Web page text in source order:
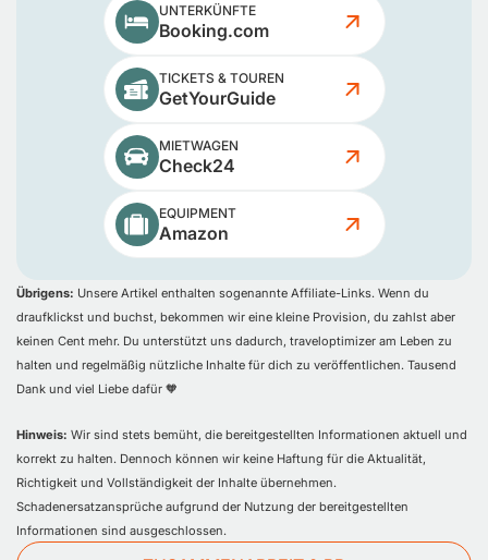
UNTERKÜNFTE
Booking.com
TICKETS & TOUREN
GetYourGuide
MIETWAGEN
Check24
EQUIPMENT
Amazon
Übrigens: Unsere Artikel enthalten sogenannte Affiliate-Links. Wenn du
draufklickst und buchst, bekommen wir eine kleine Provision, du zahlst aber
keinen Cent mehr. Du unterstützt uns dadurch, traveloptimizer am Leben zu
halten und regelmäßig nützliche Inhalte für dich zu veröffentlichen. Tausend
Dank und viel Liebe dafür 🧡
Hinweis: Wir sind stets bemüht, die bereitgestellten Informationen aktuell und
korrekt zu halten. Dennoch können wir keine Haftung für die Aktualität,
Richtigkeit und Vollständigkeit der Inhalte übernehmen.
Schadenersatzansprüche aufgrund der Nutzung der bereitgestellten
Informationen sind ausgeschlossen.